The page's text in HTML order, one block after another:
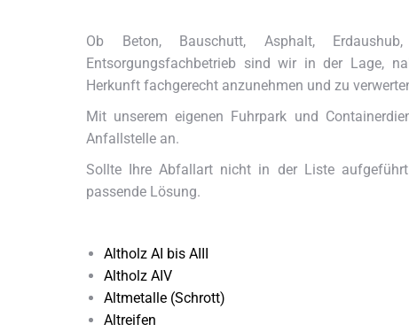
Ob Beton, Bauschutt, Asphalt,
Entsorgungsfachbetrieb sind wir in der Lage,
Herkunft fachgerecht anzunehmen und zu
Mit unserem eigenen Fuhrpark und
Anfallstelle an.
Sollte Ihre Abfallart nicht in der Liste
passende Lösung.
Altholz AI bis AIII
Altholz AIV
Altmetalle (Schrott)
Altreifen